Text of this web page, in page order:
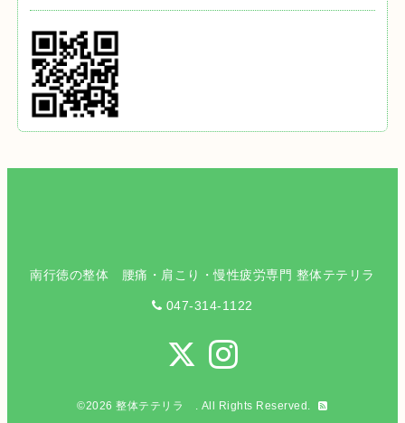
南行徳の整体 腰痛・肩こり・慢性疲労専門 整体テテリラ
047-314-1122
©2026整体テテリラ . All Rights Reserved.